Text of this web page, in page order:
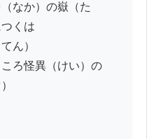
なか）の嶽（た
くは
ん）
ろ怪異（けい）の